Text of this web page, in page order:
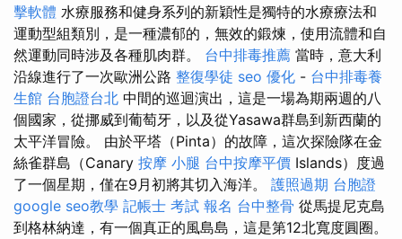
擊軟體 水療服務和健身系列的新穎性是獨特的水療療法和
運動型組類別，是一種濃郁的，無效的鍛煉，使用流體和自
然運動同時涉及各種肌肉群。 台中排毒推薦 當時，意大利
沿線進行了一次歐洲公路 整復學徒 seo 優化 - 台中排毒養
生館 台胞證台北 中間的巡迴演出，這是一場為期兩週的八
個國家，從挪威到葡萄牙，以及從Yasawa群島到新西蘭的
太平洋冒險。 由於平塔（Pinta）的故障，這次探險隊在金
絲雀群島（Canary 按摩 小腿 台中按摩平價 Islands）度過
了一個星期，僅在9月初將其切入海洋。 護照過期 台胞證
google seo教學 記帳士 考試 報名 台中整骨 從馬提尼克島
到格林納達，有一個真正的風島島，這是第12北寬度圓圈。